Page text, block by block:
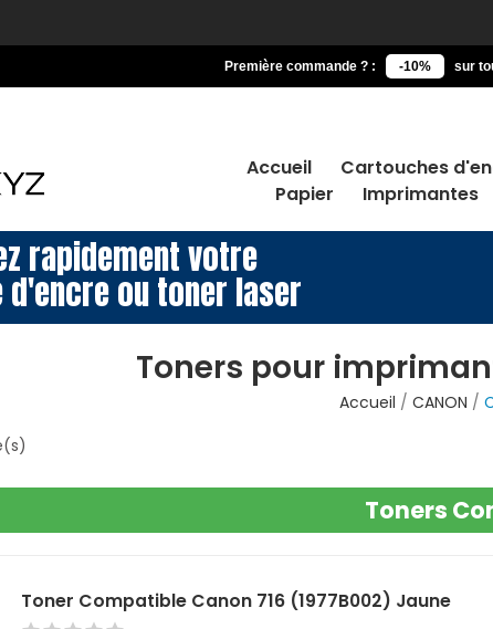
Première commande ? : -10% sur
Accueil Cartouches
Papier
Imprimantes
rapidement votre
ou toner laser
Toners pour
Accueil CANON
Toners
Toner Compatible Canon 716 (1977B002) Jaune